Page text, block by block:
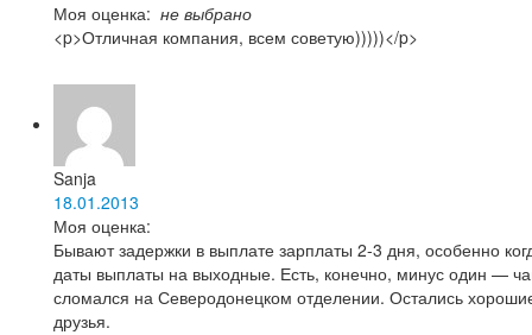
Моя оценка: не выбрано
<p>Отличная компания, всем советую)))))</p>
Sanja
18.01.2013
Моя оценка:
Бывают задержки в выплате зарплаты 2-3 дня, особенно
даты выплаты на выходные. Есть, конечно, минус один —
сломался на Северодонецком отделении. Остались
друзья.